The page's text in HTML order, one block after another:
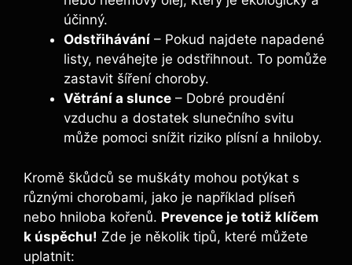
účinný.
Odstřihávání – Pokud najdete napadené
listy, neváhejte je odstřihnout. To pomůže
zastavit šíření choroby.
Větrání a slunce – Dobré proudění
vzduchu a dostatek slunečního svitu
může pomoci snížit riziko plísní a hniloby.
Kromě škůdců se muškáty mohou potýkat s
různými chorobami, jako je například plíseň
nebo hniloba kořenů. Prevence je totiž klíčem
k úspěchu! Zde je několik tipů, které můžete
uplatnit: